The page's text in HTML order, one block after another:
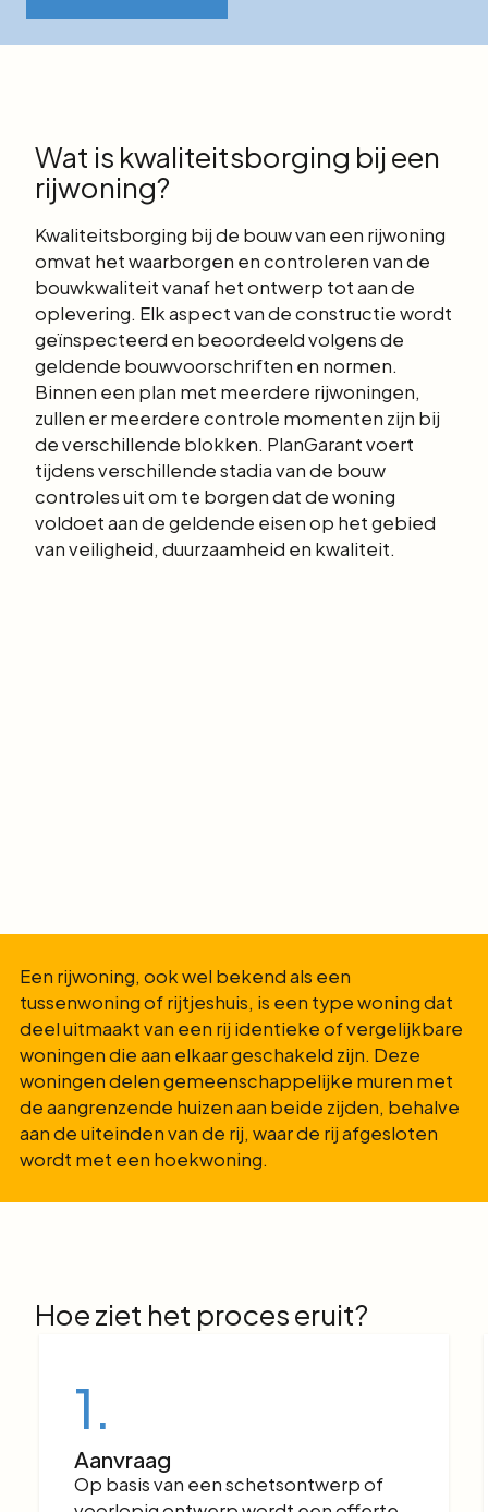
Wat is kwaliteitsborging bij een
rijwoning?
Kwaliteitsborging bij de bouw van een rijwoning
omvat het waarborgen en controleren van de
bouwkwaliteit vanaf het ontwerp tot aan de
oplevering. Elk aspect van de constructie wordt
geïnspecteerd en beoordeeld volgens de
geldende bouwvoorschriften en normen.
Binnen een plan met meerdere rijwoningen,
zullen er meerdere controle momenten zijn bij
de verschillende blokken. PlanGarant voert
tijdens verschillende stadia van de bouw
controles uit om te borgen dat de woning
voldoet aan de geldende eisen op het gebied
van veiligheid, duurzaamheid en kwaliteit.
Een rijwoning, ook wel bekend als een
tussenwoning of rijtjeshuis, is een type woning dat
deel uitmaakt van een rij identieke of vergelijkbare
woningen die aan elkaar geschakeld zijn. Deze
woningen delen gemeenschappelijke muren met
de aangrenzende huizen aan beide zijden, behalve
aan de uiteinden van de rij, waar de rij afgesloten
wordt met een hoekwoning.
Hoe ziet het proces eruit?
1.
Aanvraag
Op basis van een schetsontwerp of